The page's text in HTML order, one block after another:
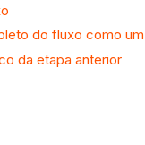
do fluxo como
da etapa anterior